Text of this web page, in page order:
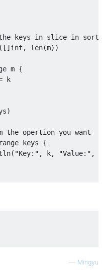
keys in slice in
([]int , len(m))
m {
k
)
the opertion you want
keys {
( "Key:" , k, "Value:" ,
— Mingyu